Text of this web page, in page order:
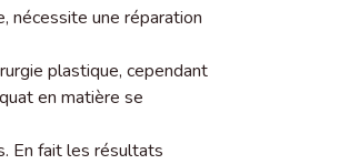
nécessite une réparation
plastique, cependant
en matière se
En fait les résultats